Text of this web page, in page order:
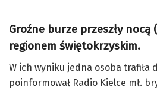
Groźne burze przeszły nocą
regionem świętokrzyskim.
W ich wyniku jedna osoba trafiła
poinformował Radio Kielce mł.